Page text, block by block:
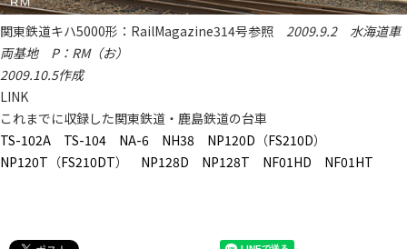
関東鉄道キハ5000形：RailMagazine314号参照 2009.9.2 水海道車
両基地 P：RM（お）
2009.10.5作成
LINK
これまでに収録した関東鉄道・鹿島鉄道の台車
TS-102A
TS-104 NA-6 NH38 NP120D （FS210D）
NP120T （FS210DT） NP128D NP128T NF01HD NF01HT